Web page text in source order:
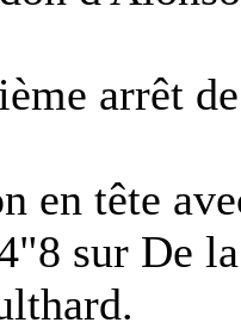
arrêt
en tête
sur De